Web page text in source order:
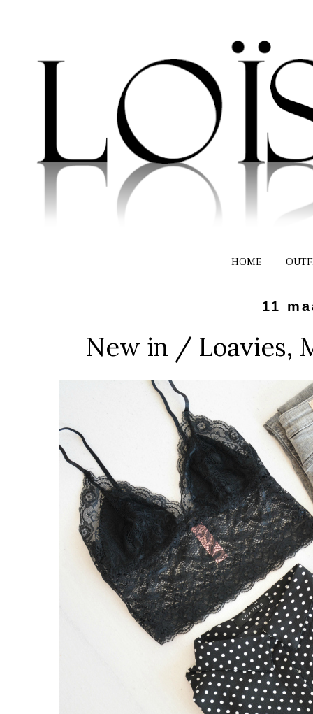
HOME
11
New in / Loavies,